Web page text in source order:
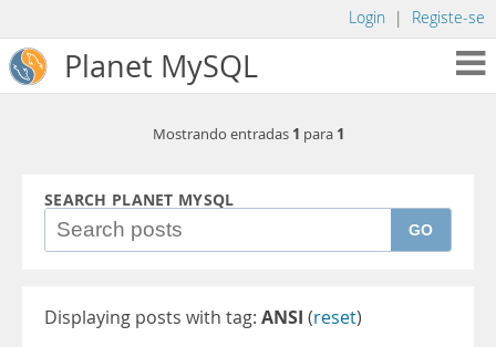
Login | Registe-se
Planet MySQL
Mostrando entradas 1 para 1
SEARCH PLANET MYSQL
GO
Displaying posts with tag: ANSI (reset)